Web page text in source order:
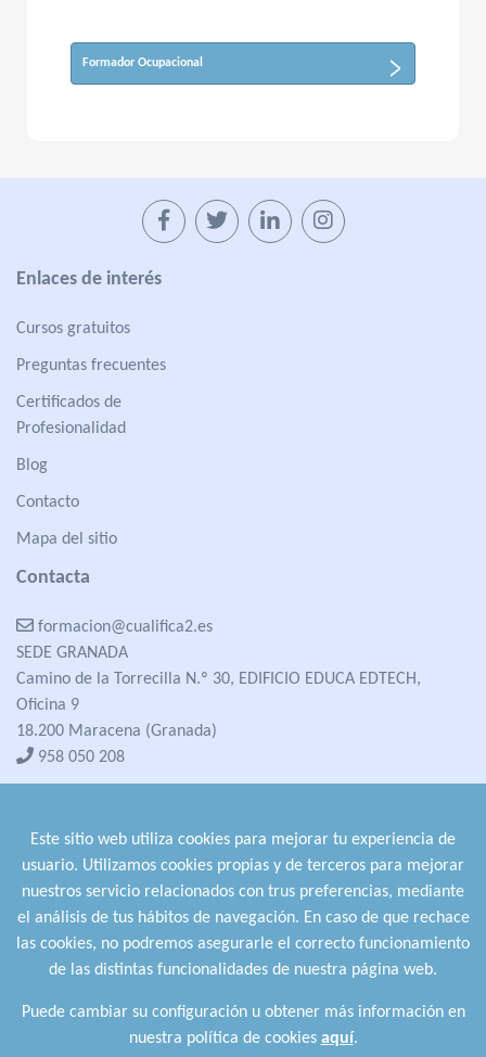
Formador Ocupacional
Enlaces de interés
Cursos gratuitos
Preguntas frecuentes
Certificados de
Profesionalidad
Blog
Contacto
Mapa del sitio
Contacta
formacion@cualifica2.es
SEDE GRANADA
Camino de la Torrecilla N.º 30, EDIFICIO EDUCA EDTECH,
Oficina 9
18.200 Maracena (Granada)
958 050 208
958 991 970
Este sitio web utiliza cookies para mejorar tu experiencia de
usuario. Utilizamos cookies propias y de terceros para mejorar
nuestros servicio relacionados con trus preferencias, mediante
el análisis de tus hábitos de navegación. En caso de que rechace
las cookies, no podremos asegurarle el correcto funcionamiento
de las distintas funcionalidades de nuestra página web.
Puede cambiar su configuración u obtener más información en
nuestra política de cookies aquí.